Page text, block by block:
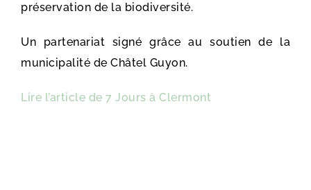
préservation de la biodiversité.
Un partenariat signé grâce au soutien de la
municipalité de Châtel Guyon.
Lire l’article de 7 Jours à Clermont